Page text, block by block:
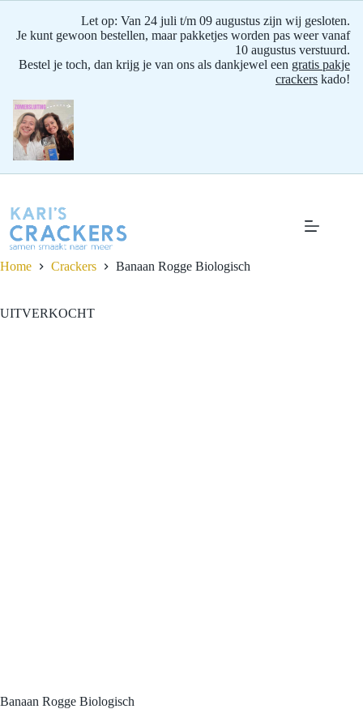
Let op: Van 24 juli t/m 09 augustus zijn wij gesloten.
Je kunt gewoon bestellen, maar pakketjes worden pas weer vanaf
10 augustus verstuurd.
Bestel je toch, dan krijg je van ons als dankjewel een gratis pakje
crackers kado!
naar
de
inhoud
Home
Crackers Banaan Rogge Biologisch
UITVERKOCHT
Banaan Rogge Biologisch